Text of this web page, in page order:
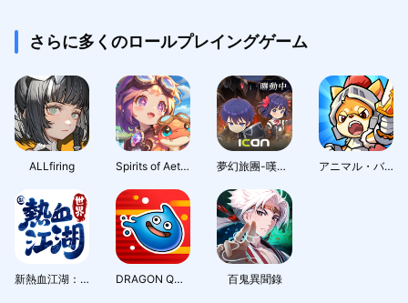
さらに多くのロールプレイングゲーム
ALLfiring Spirits of Aetheria 夢幻旅團-嘆氣的亡靈想隱退聯動 アニマル・バスターズ
新熱血江湖：世界 DRAGON QUEST Smash/Grow 百鬼異聞錄